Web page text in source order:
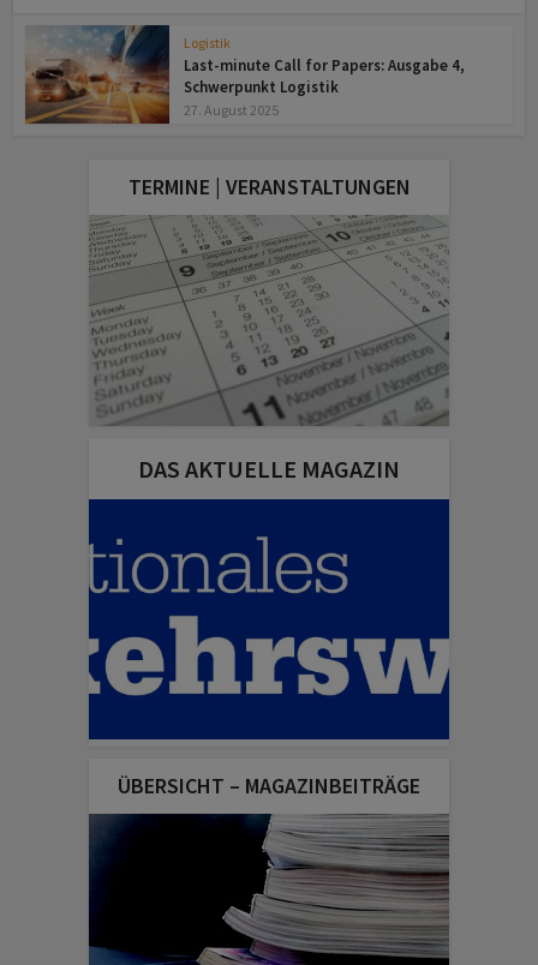
Logistik
Last-minute Call for Papers: Ausgabe 4,
Schwerpunkt Logistik
27. August 2025
TERMINE | VERANSTALTUNGEN
DAS AKTUELLE MAGAZIN
ÜBERSICHT – MAGAZINBEITRÄGE